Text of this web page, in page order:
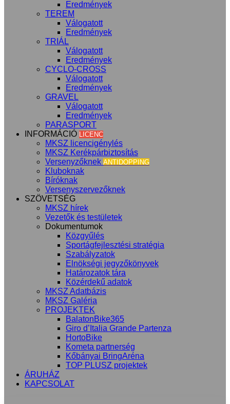
Eredmények
TEREM
Válogatott
Eredmények
TRIÁL
Válogatott
Eredmények
CYCLO-CROSS
Válogatott
Eredmények
GRAVEL
Válogatott
Eredmények
PARASPORT
INFORMÁCIÓ LICENC
MKSZ licencigénylés
MKSZ Kerékpárbiztosítás
Versenyzőknek ANTIDOPPING
Kluboknak
Bíróknak
Versenyszervezőknek
SZÖVETSÉG
MKSZ hírek
Vezetők és testületek
Dokumentumok
Közgyűlés
Sportágfejlesztési stratégia
Szabályzatok
Elnökségi jegyzőkönyvek
Határozatok tára
Közérdekű adatok
MKSZ Adatbázis
MKSZ Galéria
PROJEKTEK
BalatonBike365
Giro d’Italia Grande Partenza
HortoBike
Kometa partnerség
Kőbányai BringAréna
TOP PLUSZ projektek
ÁRUHÁZ
KAPCSOLAT